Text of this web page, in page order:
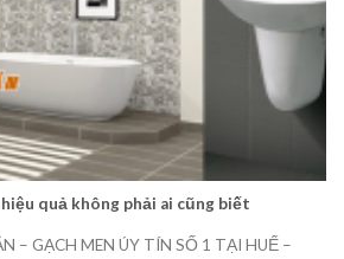
hiệu quả không phải ai cũng biết
– GẠCH MEN ÚY TÍN SỐ 1 TẠI HUẾ –